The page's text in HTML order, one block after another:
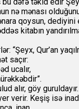
dəfə təkid edir
nə mənası
qoysun, dediyini
kitabın
“Şeyx, Qur’an
saçır:
ucalır,
alır, göy
verir. Keşiş isə